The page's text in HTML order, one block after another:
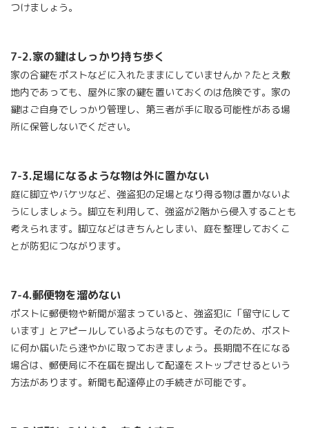
つけましょう。
7-2.家の鍵はしっかり持ち歩く
家の合鍵をポストなどに入れたままにしていませんか？たとえ敷
地内であっても、屋外に家の鍵を置いておくのは危険です。家の
鍵はご自身でしっかり管理し、第三者が手に取る可能性がある場
所に保管しないでください。
7-3.足場になるような物は外に置かない
庭に脚立やバケツなど、強盗犯の足場となり得る物は置かないよ
うにしましょう。脚立を利用して、強盗が2階から侵入することも
考えられます。脚立などはきちんとしまい、庭を整理しておくこ
とが防犯につながります。
7-4.郵便物を溜めない
ポストに郵便物や新聞が溜まっていると、強盗犯に「留守にして
います」とアピールしているようなものです。そのため、ポスト
に何か届いたら速やかに取っておきましょう。長期間不在になる
場合は、郵便局に不在届を提出して配達をストップさせるという
方法があります。新聞も配達停止の手続きが可能です。